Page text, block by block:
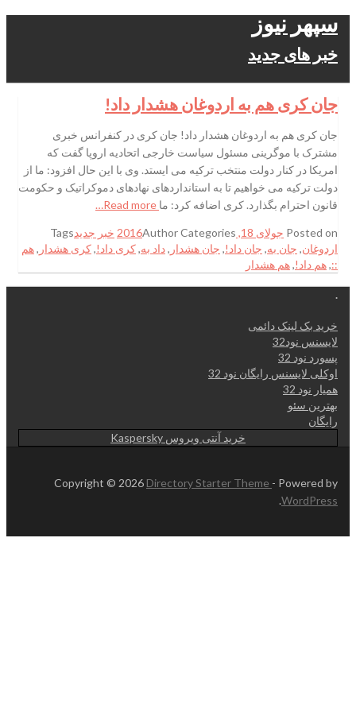
سپهر نیوز
خبر های جدید
جان کری هم به اردوغان هشدار داد!
جان کری هم به اردوغان هشدار داد! جان کری در کنفرانس خبری
مشترک با موگرینی مسئول سیاست خارجی اتحادیه اروپا گفت که
امریکا در کنار دولت منتخب ترکیه می ایستد. وی با این حال افزود: ما از
دولت ترکیه می خواهیم تا به استانداردهای نهادهای دموکراتیک و حکومت
قانون احترام بگذارد. کری اضافه کرد: ما
Posted on جولای 18, 2016 AuthorCategories خبر جدیدTags
اردوغان, جان به, جان داد!, جان هشدار ,داد به,کری داد!,کری هشدار ,هم
::
,هم داد!,هم هشدار
.
خرید بک لینک دائمی
لایسنس نود32
پسورد نود 32
اوکلی لایسنس رایگان نود 32
همیار نود 32
بهترین سئو
رایگان
خرید آنتی ویروس Kaspersky
Copyright © 2026 Directory Starter Theme - Powered by
WordPress
.